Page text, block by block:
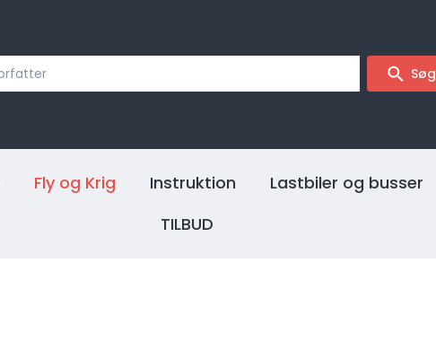
Søg
Fly og Krig Instruktion Lastbiler og busser
TILBUD